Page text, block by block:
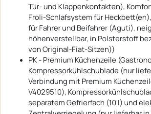
Tür- und Klappenkontakten),
Froli-Schlafsystem für
für Fahrer und Beifahrer (Aguti),
höhenverstellbar, in Polsterstoff
von Original-Fiat-Sitzen))
PK - Premium Küchenzeile
Kompressorkühlschublade (nur
Verbindung mit Premium
V4029510),
separatem Gefrierfach (10 l) und